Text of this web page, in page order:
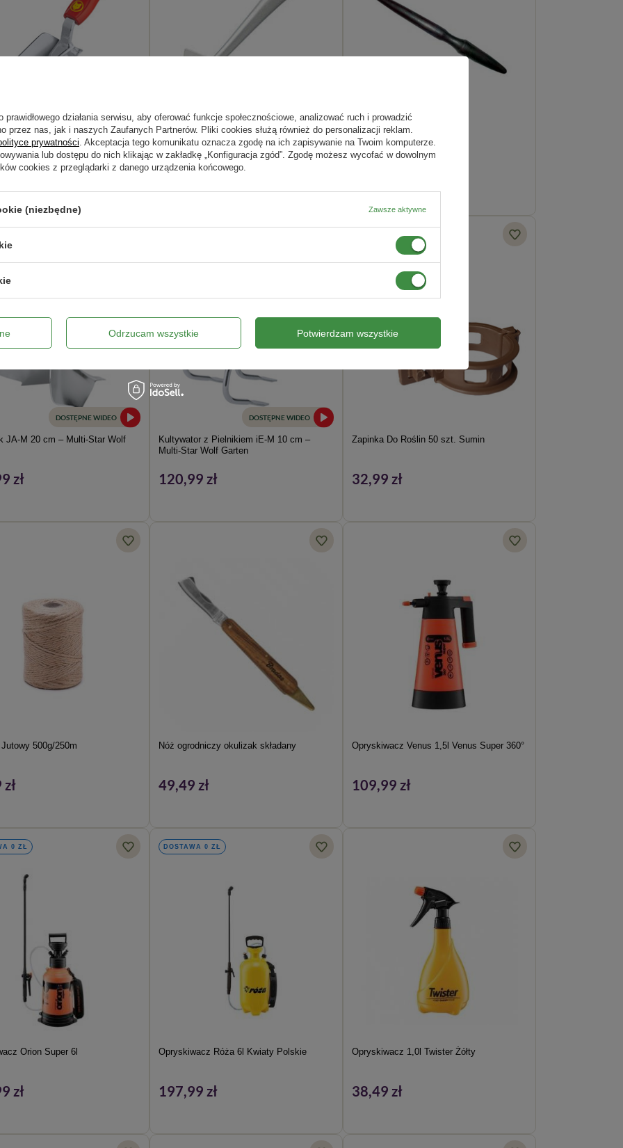
cm LU-SM – Multi-Star – Wolf
Grabki LJ-Z – Wolf Garten
38,49 zł
Pikownik Rozsadowy
DOSTĘPNE WIDEO
JA-M 20 cm – Multi-Star Wolf
zł
DOSTĘPNE WIDEO
Kultywator z Pielnikiem iE-M 10 cm –
Multi-Star Wolf Garten
120,99 zł
Zapinka Do Roślin 50 szt. Sumin
32,99 zł
500g/250m Nóż ogrodniczy okulizak składany
49,49 zł
Opryskiwacz Venus 1,5l Venus Super 360°
109,99 zł
0 ZŁ
Orion Super 6l
zł
DOSTAWA 0 ZŁ
Opryskiwacz Róża 6l Kwiaty Polskie
197,99 zł
Opryskiwacz 1,0l Twister Żółty
38,49 zł
działania serwisu, aby oferować funkcje społecznościowe, analizować ruch i prowadzić
przez nas, jak i naszych Zaufanych Partnerów. Pliki cookies służą również do personalizacji reklam.
prywatności. Akceptacja tego komunikatu oznacza zgodę na ich zapisywanie na Twoim komputerze.
lub dostępu do nich klikając w zakładkę „Konfiguracja zgód”. Zgodę możesz wycofać w dowolnym
cookies z przeglądarki z danego urządzenia końcowego.
(niezbędne) Zawsze aktywne
Odrzucam wszystkie Potwierdzam wszystkie